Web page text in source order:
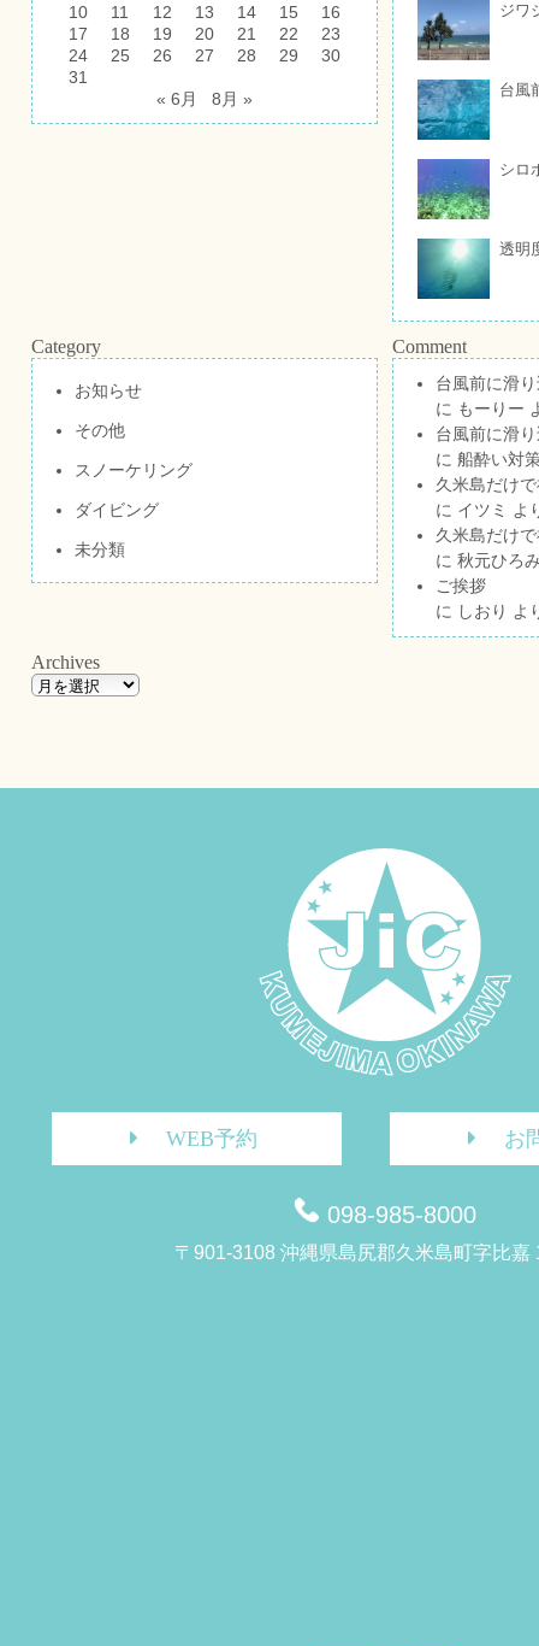
10
11 12 13 14 15
16
17
18 19 20 21 22
23
24
25 26 27 28 29
30
31
« 6月
8月 »
ジワ
台風
シロ
透明
Category
お知らせ
その他
スノーケリング
ダイビング
未分類
Comment
台風前に滑
に もーりー
台風前に滑
に 船酔い対
久米島だけ
に イツミ
よ
久米島だけ
に 秋元ひろ
ご挨拶
に しおり よ
Archives
WEB予約 お
098-985-8000
〒901-3108 沖縄県島尻郡久米島町字比嘉